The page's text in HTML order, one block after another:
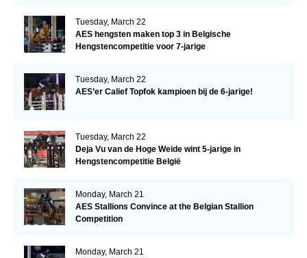
Tuesday, March 22
AES hengsten maken top 3 in Belgische
Hengstencompetitie voor 7-jarige
Tuesday, March 22
AES’er Calief Topfok kampioen bij de 6-jarige!
Tuesday, March 22
Deja Vu van de Hoge Weide wint 5-jarige in
Hengstencompetitie België
Monday, March 21
AES Stallions Convince at the Belgian Stallion
Competition
Monday, March 21